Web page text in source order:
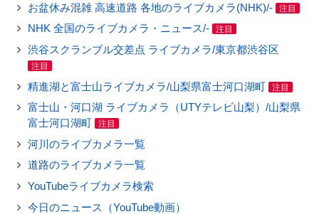
お盆休み混雑 高速道路 各地のライブカメラ(NHK)/- 注目
NHK 全国のライブカメラ・ニュース/- 注目
渋谷スクランブル交差点 ライブカメラ/東京都渋谷区
注目
精進湖と富士山ライブカメラ/山梨県富士河口湖町 注目
富士山・河口湖 ライブカメラ（UTYテレビ山梨）/山梨県
富士河口湖町
注目
河川のライブカメラ一覧
道路のライブカメラ一覧
YouTubeライブカメラ検索
今日のニュース（YouTube動画）